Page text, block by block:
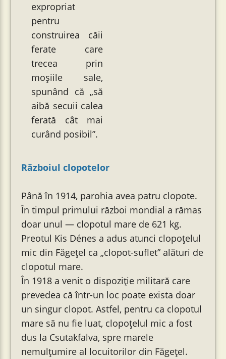
expropriat
pentru
construirea căii
ferate care
trecea prin
moșiile sale,
spunând că „să
aibă secuii calea
ferată cât mai
curând posibil”.
Războiul clopotelor
Până în 1914, parohia avea patru clopote.
În timpul primului război mondial a rămas
doar unul — clopotul mare de 621 kg.
Preotul Kis Dénes a adus atunci clopoțelul
mic din Făgețel ca „clopot-suflet” alături de
clopotul mare.
În 1918 a venit o dispoziție militară care
prevedea că într-un loc poate exista doar
un singur clopot. Astfel, pentru ca clopotul
mare să nu fie luat, clopoțelul mic a fost
dus la Csutakfalva, spre marele
nemulțumire al locuitorilor din Făgețel.